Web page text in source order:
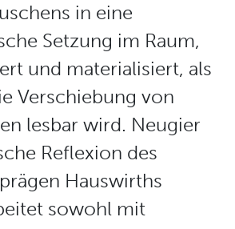
in eine
Setzung im Raum,
und materialisiert, als
Verschiebung von
lesbar wird. Neugier
Reflexion des
Hauswirths
sowohl mit